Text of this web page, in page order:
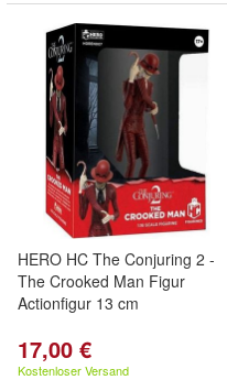
HERO HC The Conjuring 2 -
The Crooked Man Figur
Actionfigur 13 cm
17,00 €
Kostenloser Versand